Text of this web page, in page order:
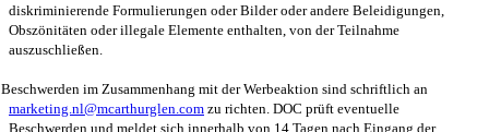
diskriminierende Formulierungen oder Bilder oder andere Beleidigungen,
Obszönitäten oder illegale Elemente enthalten, von der Teilnahme
auszuschließen.
Beschwerden im Zusammenhang mit der Werbeaktion sind schriftlich an
marketing.nl@mcarthurglen.com zu richten. DOC prüft eventuelle
Beschwerden und meldet sich innerhalb von 14 Tagen nach Eingang der